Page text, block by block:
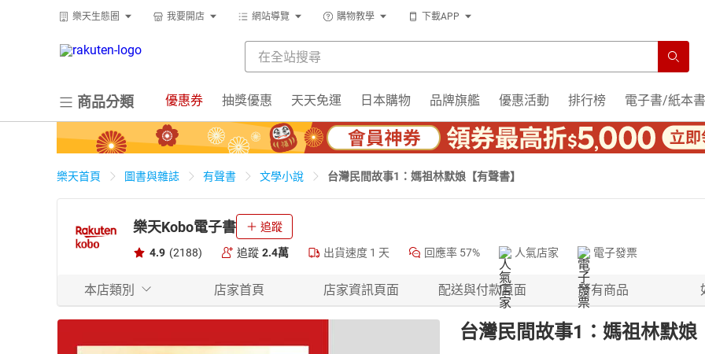
樂天生態圈 我要開店 網站導覽 購物教學 下載APP
商品分類 優惠券 抽獎優惠 天天免運 日本購物 品牌旗艦 優惠活動 排行榜 電子書/紙本書
樂天首頁 圖書與雜誌 有聲書 文學小說 台灣民間故事1：媽祖林默娘【有聲書】
樂天Kobo電子書 追蹤
4.9 (2188) 追蹤 2.4萬 出貨速度 1 天 回應率 57% 人氣店家 電子發票
本店類別 店家首頁 店家資訊頁面 配送與付款頁面 所有商品
台灣民間故事1：媽祖林默娘